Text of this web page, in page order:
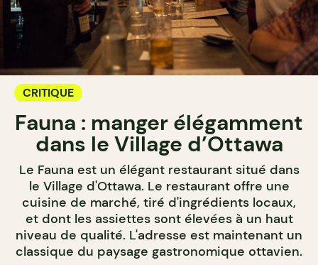
CRITIQUE
Fauna : manger élégamment
dans le Village d’Ottawa
Le Fauna est un élégant restaurant situé dans
le Village d'Ottawa. Le restaurant offre une
cuisine de marché, tiré d'ingrédients locaux,
et dont les assiettes sont élevées à un haut
niveau de qualité. L'adresse est maintenant un
classique du paysage gastronomique ottavien.